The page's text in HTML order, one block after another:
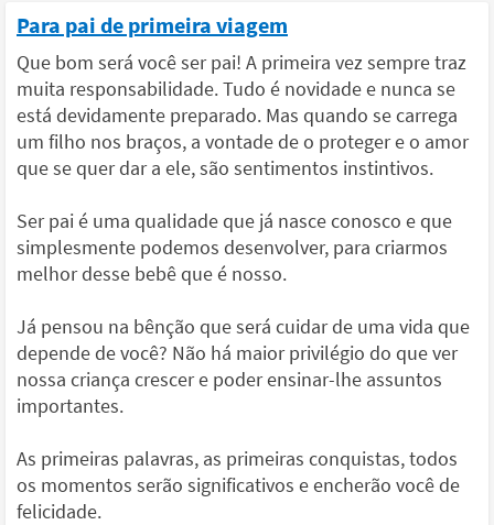
Para pai de primeira viagem
Que bom será você ser pai! A primeira vez sempre traz
muita responsabilidade. Tudo é novidade e nunca se
está devidamente preparado. Mas quando se carrega
um filho nos braços, a vontade de o proteger e o amor
que se quer dar a ele, são sentimentos instintivos.
Ser pai é uma qualidade que já nasce conosco e que
simplesmente podemos desenvolver, para criarmos
melhor desse bebê que é nosso.
Já pensou na bênção que será cuidar de uma vida que
depende de você? Não há maior privilégio do que ver
nossa criança crescer e poder ensinar-lhe assuntos
importantes.
As primeiras palavras, as primeiras conquistas, todos
os momentos serão significativos e encherão você de
felicidade.